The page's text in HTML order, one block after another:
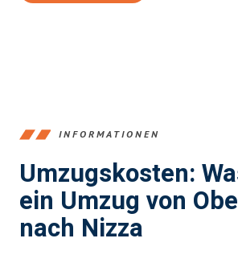
INFORMATIONEN
Umzugskosten:
ein Umzug von
nach Nizza